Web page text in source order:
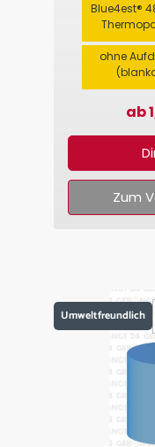
Blue4est®
ohne
ab
Zum
Umweltfreundlich